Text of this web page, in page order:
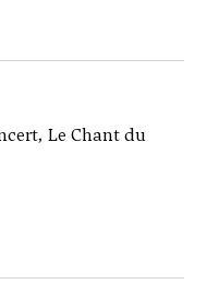
Le Chant du